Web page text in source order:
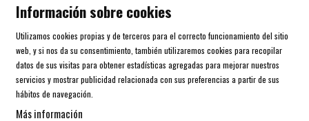
© LETS
Sitemap Aviso Legal | Uso de Cookies | Contactar
Link a instagram
Link a facebook
Link a spotify
Información sobre cookies
Utilizamos cookies propias y de terceros para el correcto funcionamiento del sitio
web, y si nos da su consentimiento, también utilizaremos cookies para recopilar
datos de sus visitas para obtener estadísticas agregadas para mejorar nuestros
servicios y mostrar publicidad relacionada con sus preferencias a partir de sus
hábitos de navegación.
Más información